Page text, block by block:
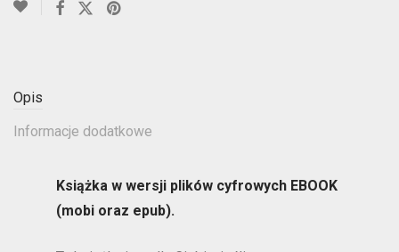
Opis
Informacje dodatkowe
Książka w wersji plików cyfrowych EBOOK
(mobi oraz epub).